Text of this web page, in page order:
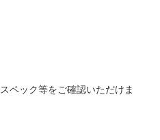
ペック等をご確認いただけま